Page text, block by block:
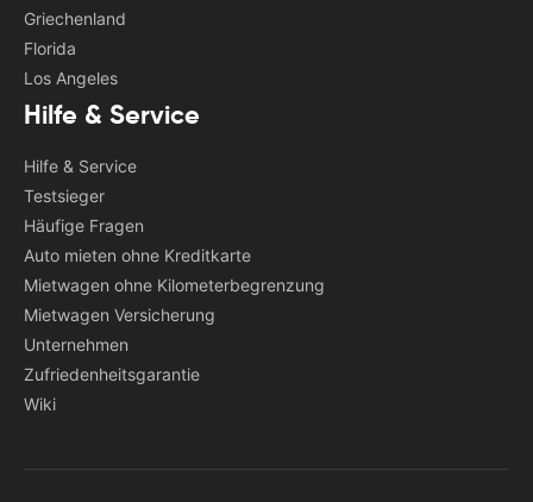
Griechenland
Florida
Los Angeles
Hilfe & Service
Hilfe & Service
Testsieger
Häufige Fragen
Auto mieten ohne Kreditkarte
Mietwagen ohne Kilometerbegrenzung
Mietwagen Versicherung
Unternehmen
Zufriedenheitsgarantie
Wiki